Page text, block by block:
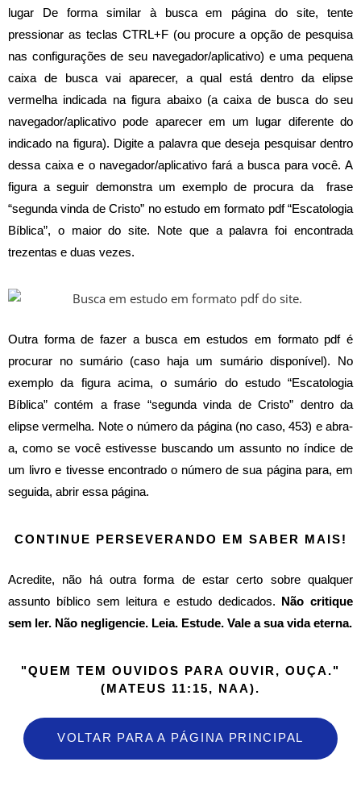
lugar De forma similar à busca em página do site, tente
pressionar as teclas CTRL+F (ou procure a opção de pesquisa
nas configurações de seu navegador/aplicativo) e uma pequena
caixa de busca vai aparecer, a qual está dentro da elipse
vermelha indicada na figura abaixo (a caixa de busca do seu
navegador/aplicativo pode aparecer em um lugar diferente do
indicado na figura). Digite a palavra que deseja pesquisar dentro
dessa caixa e o navegador/aplicativo fará a busca para você. A
figura a seguir demonstra um exemplo de procura da frase
“segunda vinda de Cristo” no estudo em formato pdf “Escatologia
Bíblica”, o maior do site. Note que a palavra foi encontrada
trezentas e duas vezes.
Outra forma de fazer a busca em estudos em formato pdf é
procurar no sumário (caso haja um sumário disponível). No
exemplo da figura acima, o sumário do estudo “Escatologia
Bíblica” contém a frase “segunda vinda de Cristo” dentro da
elipse vermelha. Note o número da página (no caso, 453) e abra-
a, como se você estivesse buscando um assunto no índice de
um livro e tivesse encontrado o número de sua página para, em
seguida, abrir essa página.
CONTINUE PERSEVERANDO EM SABER MAIS!
Acredite, não há outra forma de estar certo sobre qualquer
assunto bíblico sem leitura e estudo dedicados. Não critique
sem ler. Não negligencie. Leia. Estude. Vale a sua vida eterna.
"QUEM TEM OUVIDOS PARA OUVIR, OUÇA."
(MATEUS 11:15, NAA).
VOLTAR PARA A PÁGINA PRINCIPAL